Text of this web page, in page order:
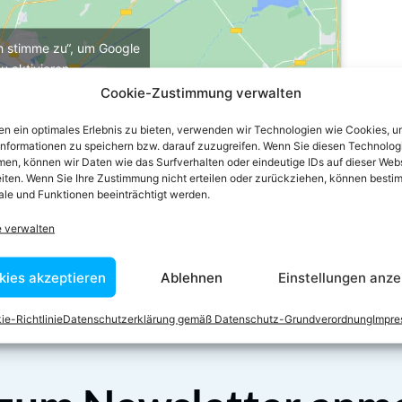
Cookie-Zustimmung verwalten
ein optimales Erlebnis zu bieten, verwenden wir Technologien wie Cookies,
zu speichern bzw. darauf zuzugreifen. Wenn Sie diesen
können wir Daten wie das Surfverhalten oder eindeutige IDs auf dieser
Wenn Sie Ihre Zustimmung nicht erteilen oder zurückziehen, können
und Funktionen beeinträchtigt werden.
verwalten
akzeptieren Ablehnen Einstellungen
RichtlinieDatenschutzerklärung gemäß Datenschutz-Grundverordnung
stimme zu“, um Google
aktivieren
zu